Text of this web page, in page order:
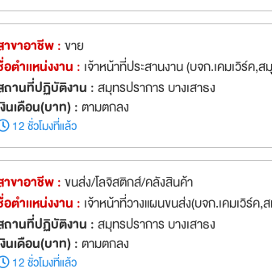
าขาอาชีพ :ขาย
ตำเเหน่งงาน : เจ้าหน้าที่ประสานงาน (บจก.เคมเวิร์ค,
ถานที่ปฏิบัติงาน :สมุทรปราการ บางเสาธง
งินเดือน(บาท) :ตามตกลง
12 ชั่วโมงที่แล้ว
าขาอาชีพ :ขนส่ง/โลจิสติกส์/คลังสินค้า
ตำเเหน่งงาน : เจ้าหน้าที่วางแผนขนส่ง(บจก.เคมเวิร์ค,
ถานที่ปฏิบัติงาน :สมุทรปราการ บางเสาธง
งินเดือน(บาท) :ตามตกลง
12 ชั่วโมงที่แล้ว